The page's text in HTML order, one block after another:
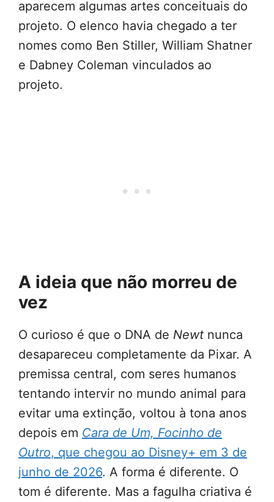
aparecem algumas artes conceituais do
projeto. O elenco havia chegado a ter
nomes como Ben Stiller, William Shatner
e Dabney Coleman vinculados ao
projeto.
A ideia que não morreu de
vez
O curioso é que o DNA de Newt nunca
desapareceu completamente da Pixar. A
premissa central, com seres humanos
tentando intervir no mundo animal para
evitar uma extinção, voltou à tona anos
depois em Cara de Um, Focinho de
Outro, que chegou ao Disney+ em 3 de
junho de 2026. A forma é diferente. O
tom é diferente. Mas a fagulha criativa é